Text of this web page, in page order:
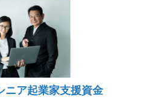
ニア起業家支援資金